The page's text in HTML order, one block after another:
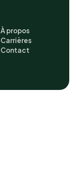
À propos
Carrières
Contact